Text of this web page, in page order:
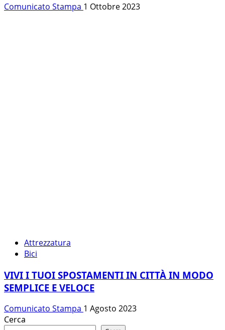
Comunicato Stampa 1 Ottobre 2023
Attrezzatura
Bici
VIVI I TUOI SPOSTAMENTI IN CITTÀ IN MODO
SEMPLICE E VELOCE
Comunicato Stampa 1 Agosto 2023
Cerca